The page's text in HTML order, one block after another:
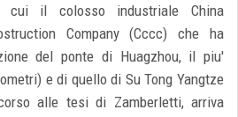
cui il colosso industriale China
Company (Cccc) che ha
del ponte di Huagzhou, il piu'
e di quello di Su Tong Yangtze
alle tesi di Zamberletti, arriva